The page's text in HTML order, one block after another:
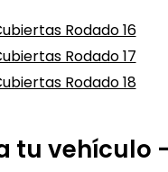
Rodado 16
Rodado 17
Rodado 18
tu vehículo